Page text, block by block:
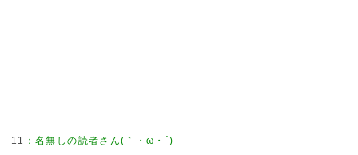
11 ：名無しの読者さん(｀・ω・´)